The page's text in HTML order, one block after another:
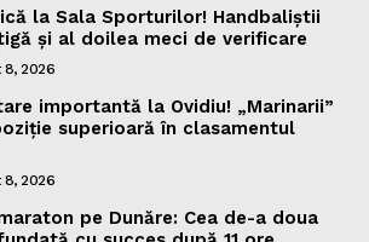
la Sala Sporturilor! Handbaliștii
și al doilea meci de verificare
8, 2026
importantă la Ovidiu! „Marinarii”
superioară în clasamentul
8, 2026
pe Dunăre: Cea de-a doua